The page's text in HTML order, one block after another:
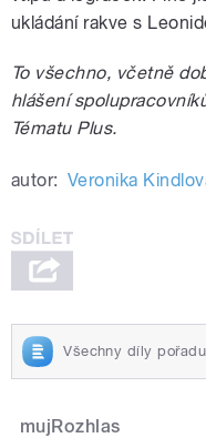
ukládání rakve s
To všechno, včetně
hlášení
Tématu Plus.
autor: Veronika
Všechny díly
mujRozhlas